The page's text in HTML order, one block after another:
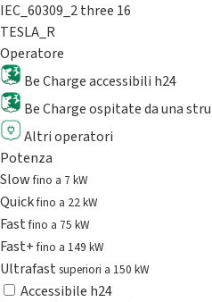
IEC_60309_2 three 16
TESLA_R
Operatore
Be Charge accessibili h24
Be Charge ospitate da una
Altri operatori
Potenza
Slowfino a 7 kW
Quickfino a 22 kW
Fastfino a 75 kW
Fast+fino a 149 kW
Ultrafast superiori a 150 kW
Accessibile h24